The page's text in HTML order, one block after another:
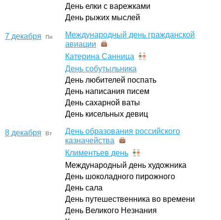
День елки с варежками
День рыжих мыслей
7 декабря Пн
Международный день гражданской
авиации
Катерина Санница
День собутыльника
День любителей поспать
День написания писем
День сахарной ваты
День кисельных девиц
8 декабря Вт
День образования российского
казначейства
Климентьев день
Международный день художника
День шоколадного пирожного
День сала
День путешественника во времени
День Великого Незнания